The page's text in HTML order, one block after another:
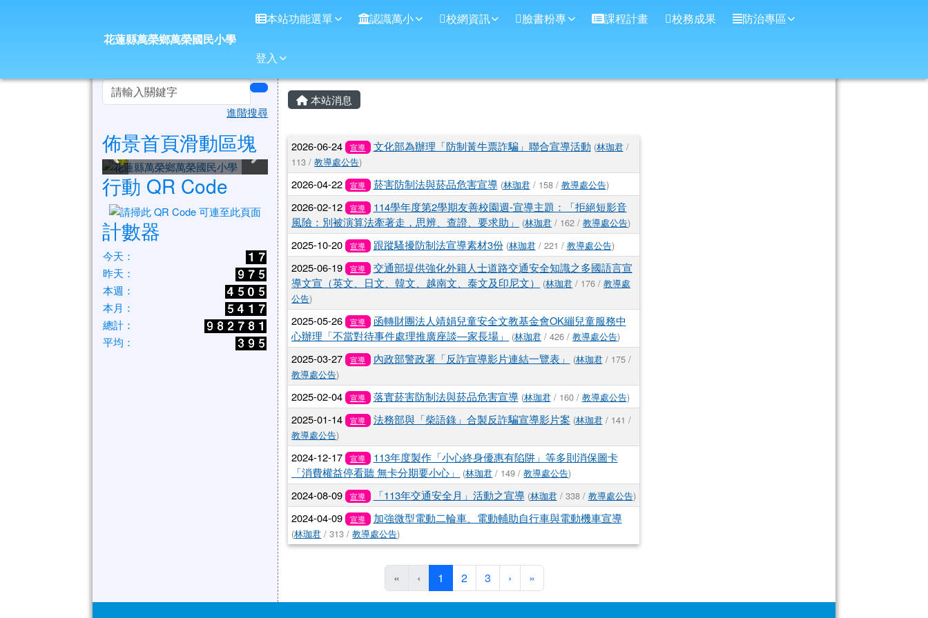
花蓮縣萬榮鄉萬榮國民小學
花蓮縣萬榮鄉萬榮國民小學
本站功能選單 認識萬小 校網資訊 臉書粉專 課程計畫 校務成果 防治專區
登入
左邊區域內容 search
進階搜尋
佈景首頁滑動區塊
花蓮縣萬榮鄉萬榮國民小
學
花蓮縣萬榮鄉萬榮國民小
學
花蓮縣萬榮鄉萬榮國民小
學
花蓮縣萬榮鄉萬榮國民小
學
花蓮縣萬榮鄉萬榮國民小
學
花蓮縣萬榮鄉萬榮國民小
學
行動 QR Code
計數器
今天：
昨天：
本週：
本月：
總計：
平均：
主內容區域
本站消息
文章列表
2026-06-24 宣導 文化部為辦理「防制黃牛票詐騙」聯合宣導活動 (林珈君/
113 /教導處公告)
2026-04-22 宣導 菸害防制法與菸品危害宣導 (林珈君/ 158 / 教導處公告)
2026-02-12 宣導
114學年度第2學期友善校園週-宣導主題：「拒絕短影音
風險：別被演算法牽著走，思辨、查證、要求助」
(林珈君 / 162 /教導處公告)
2025-10-20 宣導 跟蹤騷擾防制法宣導素材3份 (林珈君/ 221 / 教導處公告)
2025-06-19 宣導
交通部提供強化外籍人士道路交通安全知識之多國語言宣
導文宣（英文、日文、韓文、越南文、泰文及印尼文）
(林珈君 / 176 /教導處
公告)
2025-05-26 宣導
函轉財團法人靖娟兒童安全文教基金會OK繃兒童服務中
心辦理「不當對待事件處理推廣座談—家長場」
(林珈君 / 426 /教導處公告)
2025-03-27 宣導 內政部警政署「反詐宣導影片連結一覽表」 (林珈君/ 175 /
教導處公告)
2025-02-04 宣導 落實菸害防制法與菸品危害宣導 (林珈君/ 160 / 教導處公告)
2025-01-14 宣導 法務部與「柴語錄」合製反詐騙宣導影片案 (林珈君/ 141 /
教導處公告)
2024-12-17 宣導
113年度製作「小心終身優惠有陷阱」等多則消保圖卡
「消費權益停看聽 無卡分期要小心」
(林珈君 / 149 /教導處公告)
2024-08-09 宣導 「113年交通安全月」活動之宣導 (林珈君/ 338 / 教導處公告)
2024-04-09 宣導 加強微型電動二輪車、電動輔助自行車與電動機車宣導
(林珈君 / 313 /教導處公告)
« ‹ 1 (目前頁次)
2 3 ›下一頁
»最後頁
頁尾區域